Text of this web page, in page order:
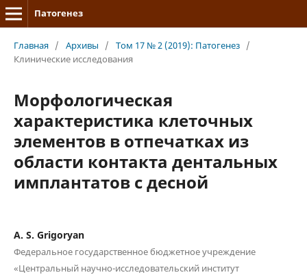
Патогенез
Главная / Архивы / Том 17 № 2 (2019): Патогенез /
Клинические исследования
Морфологическая
характеристика клеточных
элементов в отпечатках из
области контакта дентальных
имплантатов с десной
A. S. Grigoryan
Федеральное государственное бюджетное учреждение
«Центральный научно-исследовательский институт